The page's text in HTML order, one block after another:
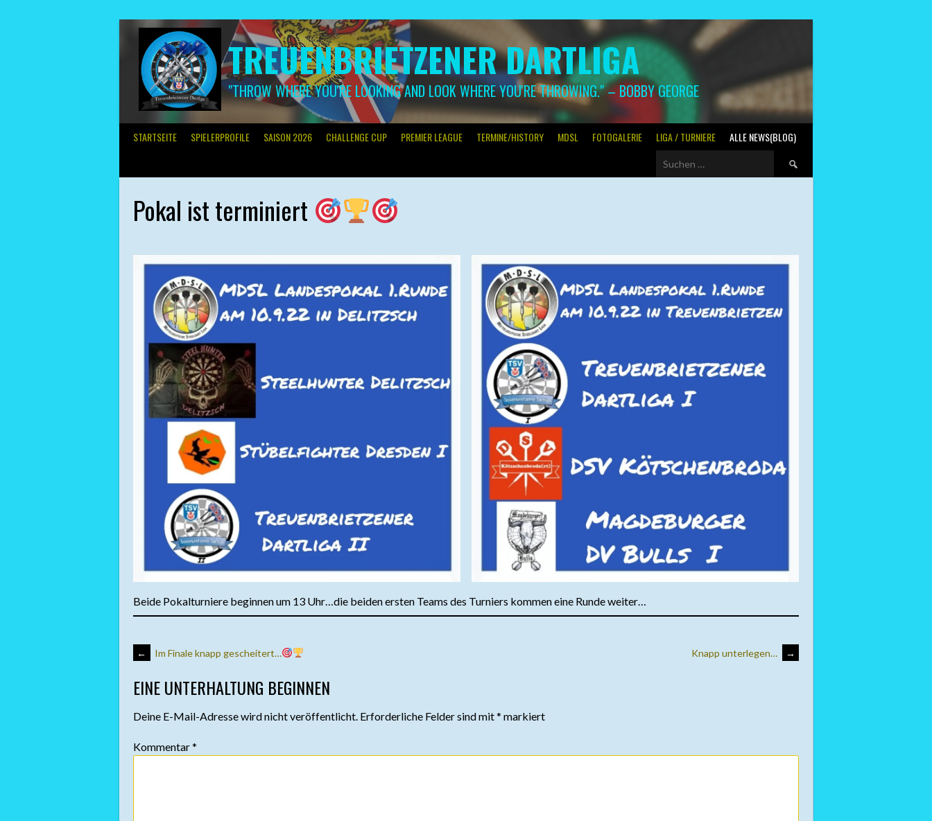
TREUENBRIETZENER DARTLIGA
"THROW WHERE YOU'RE LOOKING AND LOOK WHERE YOU'RE THROWING." – BOBBY GEORGE
STARTSEITE SPIELERPROFILE SAISON 2026 CHALLENGE CUP PREMIER LEAGUE TERMINE/HISTORY MDSL FOTOGALERIE LIGA / TURNIERE ALLE NEWS(BLOG)
Suchen
Pokal ist terminiert
Beide Pokalturniere beginnen um 13 Uhr…die beiden ersten Teams des Turniers kommen eine Runde weiter…
ARTIKEL-
NAVIGATION
← Im Finale knapp gescheitert… Knapp unterlegen… →
EINE UNTERHALTUNG BEGINNEN
Deine E-Mail-Adresse wird nicht veröffentlicht. Erforderliche Felder sind mit* markiert
Kommentar*